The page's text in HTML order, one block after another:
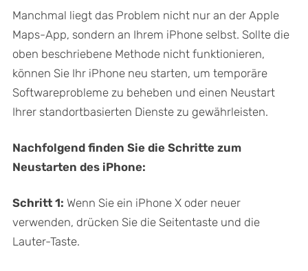
Manchmal liegt das Problem nicht nur an der Apple
Maps-App, sondern an Ihrem iPhone selbst. Sollte die
oben beschriebene Methode nicht funktionieren,
können Sie Ihr iPhone neu starten, um temporäre
Softwareprobleme zu beheben und einen Neustart
Ihrer standortbasierten Dienste zu gewährleisten.
Nachfolgend finden Sie die Schritte zum
Neustarten des iPhone:
Schritt 1: Wenn Sie ein iPhone X oder neuer
verwenden, drücken Sie die Seitentaste und die
Lauter-Taste.